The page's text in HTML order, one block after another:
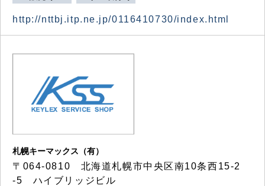
http://nttbj.itp.ne.jp/0116410730/index.html
札幌キーマックス（有）
〒064-0810 北海道札幌市中央区南10条西15-2
-5 ハイブリッジビル